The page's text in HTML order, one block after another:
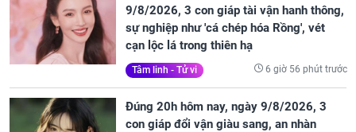
9/8/2026, 3 con giáp tài vận hanh thông,
sự nghiệp như 'cá chép hóa Rồng', vét
cạn lộc lá trong thiên hạ
Tâm linh - Tử vi 6 giờ 56 phút trước
Đúng 20h hôm nay, ngày 9/8/2026, 3
con giáp đổi vận giàu sang, an nhàn